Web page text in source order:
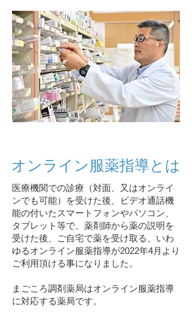
オンライン服薬指導とは
医療機関での診療（対面、又はオンライ
ンでも可能）を受けた後、ビデオ通話機
能の付いたスマートフォンやパソコン、
タブレット等で、薬剤師から薬の説明を
受けた後、ご自宅で薬を受け取る、いわ
ゆるオンライン服薬指導が2022年4月より
ご利用頂ける事になりました。
まごころ調剤薬局はオンライン服薬指導
に対応する薬局です。